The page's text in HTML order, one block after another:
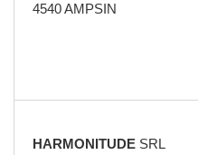
4540 AMPSIN
HARMONITUDE SRL